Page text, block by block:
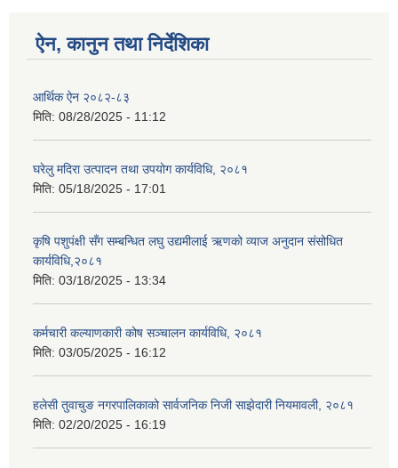
ऐन, कानुन तथा निर्देशिका
आर्थिक ऐन २०८२-८३
मिति: 08/28/2025 - 11:12
घरेलु मदिरा उत्पादन तथा उपयोग कार्यविधि, २०८१
मिति: 05/18/2025 - 17:01
कृषि पशुपंक्षी सँग सम्बन्धित लघु उद्यमीलाई ऋणको व्याज अनुदान संसोधित
कार्यविधि,२०८१
मिति: 03/18/2025 - 13:34
कर्मचारी कल्याणकारी कोष सञ्चालन कार्यविधि, २०८१
मिति: 03/05/2025 - 16:12
हलेसी तुवाचुङ नगरपालिकाको सार्वजनिक निजी साझेदारी नियमावली, २०८१
मिति: 02/20/2025 - 16:19